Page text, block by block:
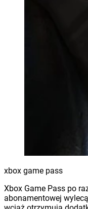
xbox game pass
Xbox Game Pass po
abonamentowej